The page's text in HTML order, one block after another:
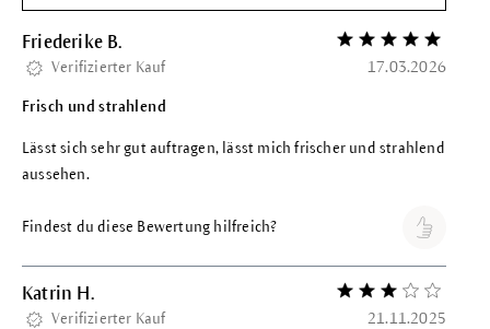
Friederike B. Bewertung mit 5
Verifizierter Kauf 17.03.2026
Frisch und strahlend
Lässt sich sehr gut auftragen, lässt mich frischer und strahlend
aussehen.
Findest du diese Bewertung hilfreich?
Katrin H. Bewertung mit 3
Verifizierter Kauf 21.11.2025